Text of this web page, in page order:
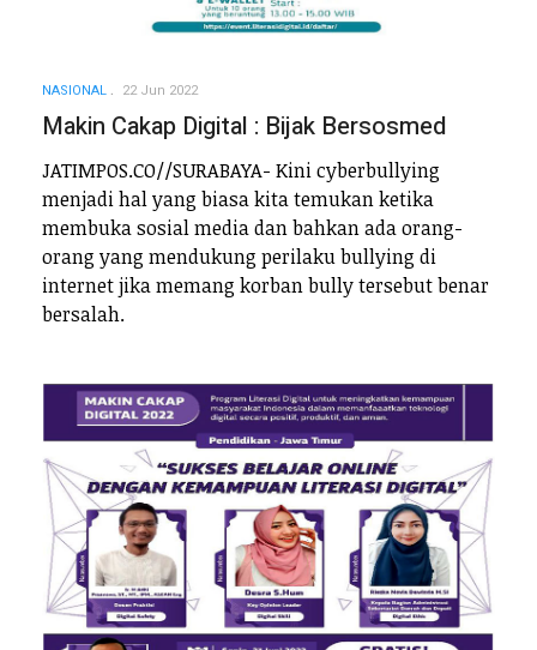
NASIONAL 22 Jun 2022
Makin Cakap Digital : Bijak Bersosmed
JATIMPOS.CO//SURABAYA- Kini cyberbullying
menjadi hal yang biasa kita temukan ketika
membuka sosial media dan bahkan ada orang-
orang yang mendukung perilaku bullying di
internet jika memang korban bully tersebut benar
bersalah.